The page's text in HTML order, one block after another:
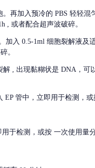
。再加入预冷的 PBS 轻轻
, 或者配合超声波破碎。
加入 0.5-1ml 细胞裂解液及
。
解 , 出现黏糊状是 DNA，可
EP 管中，立即用于检测，
于检测，或按 一次使用量